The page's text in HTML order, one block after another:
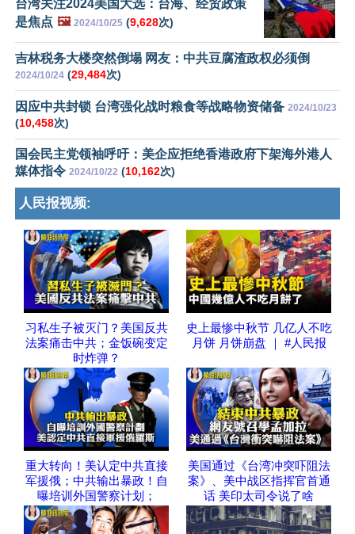
台湾关注2024美国大选：台海、经贸政策
是焦点 🖼️ 2024/10/25 (9,628次)
吉林税务大楼突然倒塌 网友：中共豆腐渣政权必须倒
2024/10/24 (29,484次)
因应中共封锁 台湾强化战时粮食等战略物资储备 2024/10/23
(10,458次)
国会民主党领袖呼吁：美企应拒绝香港政府下架海外港人
媒体指令 2024/10/22 (10,162次)
人民报视频:
习私生子被灭门？美国反共
法案痛击中共；金饭碗变定
时炸弹？
史上最惨中秋节 几亿人不吃
月饼 月饼崩盘 ｜ #人民报
重大转向！美认定中共直接
军援俄；中共输出暴政！自
曝培训外国警察计划；
美国通过《台湾冲突吓阻法
案》、美中战区指挥官首通
话 美印太司令说了啥